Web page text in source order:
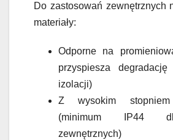
Do zastosowań zewnętrznych
materiały:
Odporne na
przyspiesza degradację
izolacji)
Z wysokim
(minimum IP44
zewnętrznych)